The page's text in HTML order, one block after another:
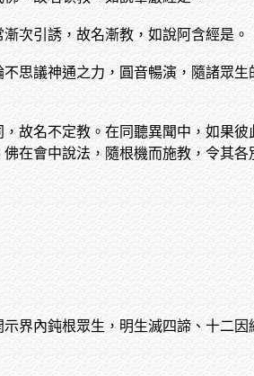
次引誘，故名漸教，如說阿含經是。
不思議神通之力，圓音暢演，隨諸眾
故名不定教。在同聽異聞中，如果
在會中說法，隨根機而施教，令其
界內鈍根眾生，明生滅四諦、十二